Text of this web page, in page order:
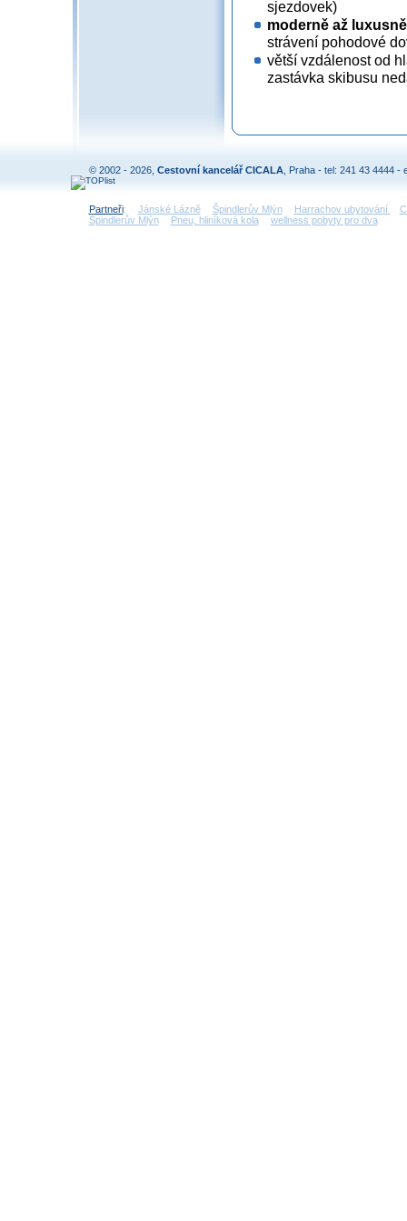
sjezdovek)
moderně až
strávení pohodové
větší vzdálenost od
zastávka skibusu
© 2002 - 2026, Cestovní kancelář CICALA , Praha - tel: 241 43 4444 -
Partneři: Jánské Lázně Špindlerův Mlýn Harrachov ubytování
Špindlerův Mlýn
Pneu, hliníková kola wellness pobyty pro dva